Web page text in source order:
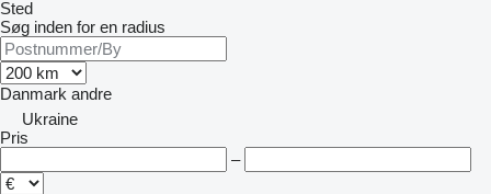
Sted
Søg inden for en radius
Danmark andre
Ukraine
Pris
–